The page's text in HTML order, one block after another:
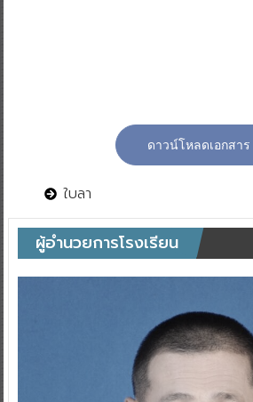
ดาวน์โหลดเอกสาร
ใบลา
ผู้อำนวยการโรงเรียน